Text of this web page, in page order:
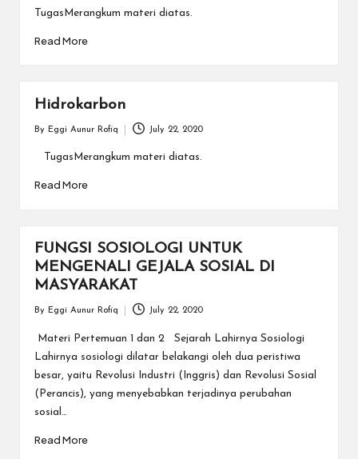
byTugasMerangkum materi diatas.
Read More
Hidrokarbon
Posted
By Eggi Aunur Rofiq July 22, 2020
TugasMerangkum materi diatas.
Read More
FUNGSI SOSIOLOGI UNTUK
MENGENALI GEJALA SOSIAL DI
MASYARAKAT
by
By Eggi Aunur Rofiq July 22, 2020
Materi Pertemuan 1 dan 2 Sejarah Lahirnya Sosiologi
Lahirnya sosiologi dilatar belakangi oleh dua peristiwa
besar, yaitu Revolusi Industri (Inggris) dan Revolusi Sosial
(Perancis), yang menyebabkan terjadinya perubahan
sosial…
Read More